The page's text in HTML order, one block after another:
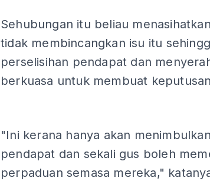
Sehubungan itu beliau
tidak membincangkan isu itu
perselisihan pendapat dan
berkuasa untuk membuat
"Ini kerana hanya akan
pendapat dan sekali gus boleh
perpaduan semasa mereka,"